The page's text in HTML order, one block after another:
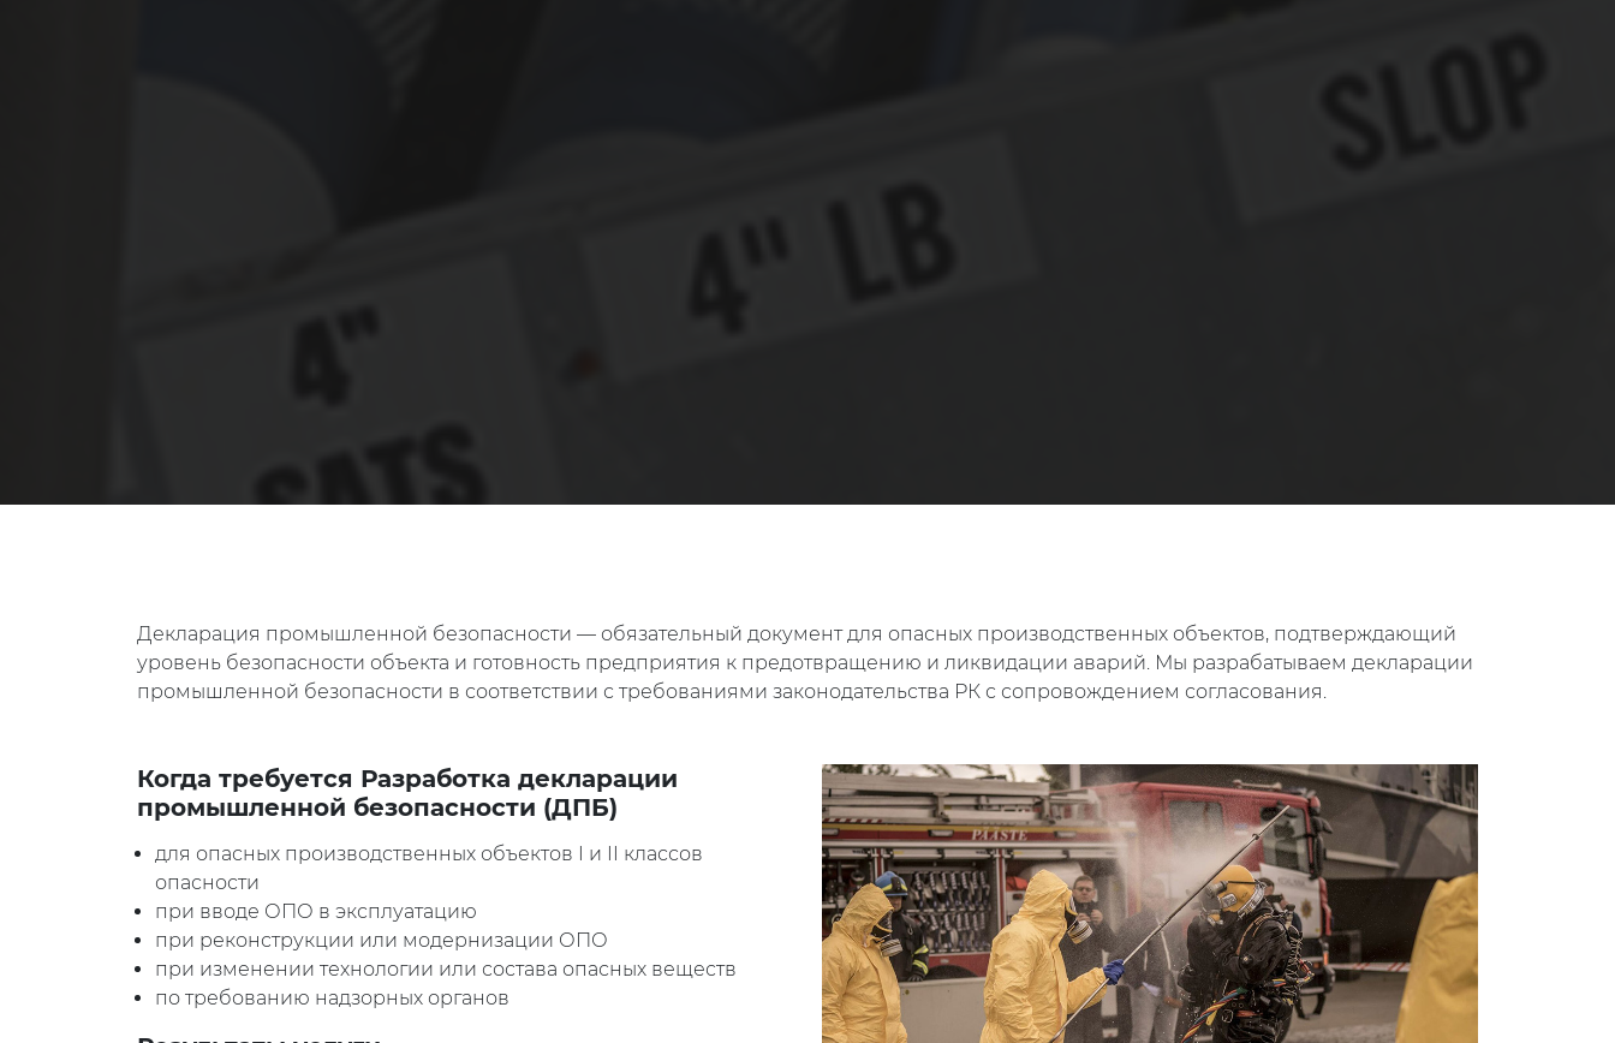
Декларация промышленной безопасности — обязательный документ для опасных производственных объектов, подтверждающий
уровень безопасности объекта и готовность предприятия к предотвращению и ликвидации аварий. Мы разрабатываем декларации
промышленной безопасности в соответствии с требованиями законодательства РК с сопровождением согласования.
Когда требуется Разработка декларации
промышленной безопасности (ДПБ)
для опасных производственных объектов I и II классов
опасности
при вводе ОПО в эксплуатацию
при реконструкции или модернизации ОПО
при изменении технологии или состава опасных веществ
по требованию надзорных органов